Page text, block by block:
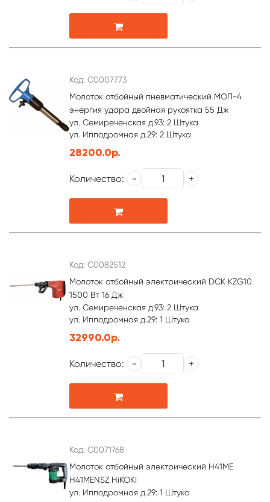
Код: С0007773
Молоток отбойный пневматический МОП-4
энергия удара двойная рукоятка 55 Дж
ул. Семиреченская д.93: 2 Штука
ул. Ипподромная д.29: 2 Штука
28200.0р.
Количество:
Код: С0082512
Молоток отбойный электрический DCK KZG10
1500 Вт 16 Дж
ул. Семиреченская д.93: 2 Штука
ул. Ипподромная д.29: 1 Штука
32990.0р.
Количество:
Код: С0071768
Молоток отбойный электрический H41ME
H41MENSZ HiKOKI
ул. Ипподромная д.29: 1 Штука